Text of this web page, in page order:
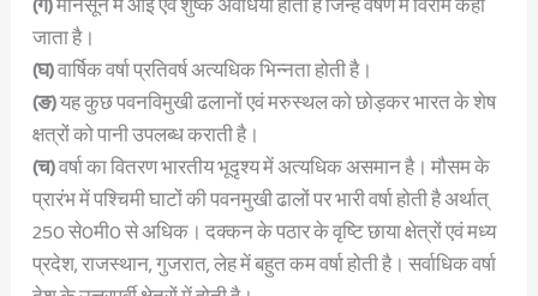
जाता है।
(घ)वार्षिक वर्षा प्रतिवर्ष अत्यधिक भिन्नता होती है।
(ङ)यह कुछ पवनविमुखी ढलानों एवं मरुस्थल को छोड़कर भारत के शेष
क्षत्रों को पानी उपलब्ध कराती है।
(च)वर्षा का वितरण भारतीय भूदृश्य में अत्यधिक असमान है। मौसम के
प्रारंभ में पश्चिमी घाटों की पवनमुखी ढालों पर भारी वर्षा होती है अर्थात्
250 से0मी0 से अधिक। दक्कन के पठार के वृष्टि छाया क्षेत्रों एवं मध्य
प्रदेश, राजस्थान, गुजरात, लेह में बहुत कम वर्षा होती है। सर्वाधिक वर्षा